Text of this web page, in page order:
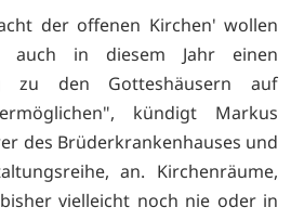
der offenen Kirchen' wollen
auch in diesem Jahr einen
zu den Gotteshäusern auf
kündigt Markus
des Brüderkrankenhauses und
an. Kirchenräume,
vielleicht noch nie oder in